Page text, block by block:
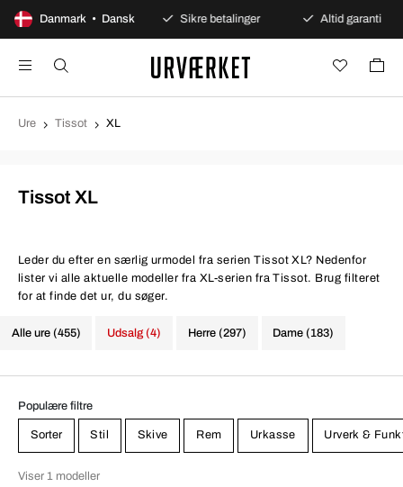
Danmark • Dansk
100 dages åbent køb Sikre betalinger Altid garanti
Ure Tissot XL
Tissot XL
Leder du efter en særlig urmodel fra serien Tissot XL? Nedenfor
lister vi alle aktuelle modeller fra XL-serien fra Tissot. Brug filteret
for at finde det ur, du søger.
Alle ure (455) Herre (297) Dame (183)
Udsalg (4)
Populære filtre
Sorter Stil Skive Rem Urkasse Urverk &
Viser 1 modeller